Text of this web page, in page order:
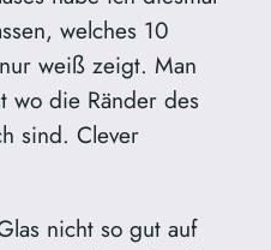
welches 10
weiß zeigt. Man
wo die Ränder des
sind. Clever
nicht so gut auf